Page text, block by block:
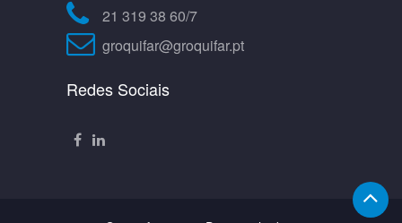
21 319 38 60/7
groquifar@groquifar.pt
Redes Sociais